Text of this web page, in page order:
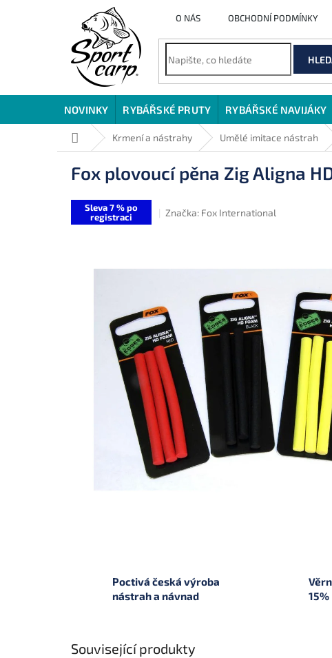
O NÁS OBCHODNÍ PODMÍNKY
NOVINKY RYBÁŘSKÉ PRUTY RYBÁŘSKÉ NAVIJÁKY
Domů Krmení a nástrahy Umělé imitace nástrah
Fox plovoucí pěna Zig Aligna
Sleva 7 % po
registraci
Značka: Fox International
Poctivá česká výroba
nástrah a návnad
15%
Související produkty